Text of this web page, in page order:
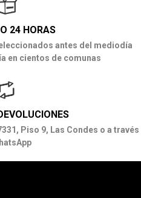
24 HORAS
antes del mediodía
en cientos de comunas
Piso 9, Las Condes o a través